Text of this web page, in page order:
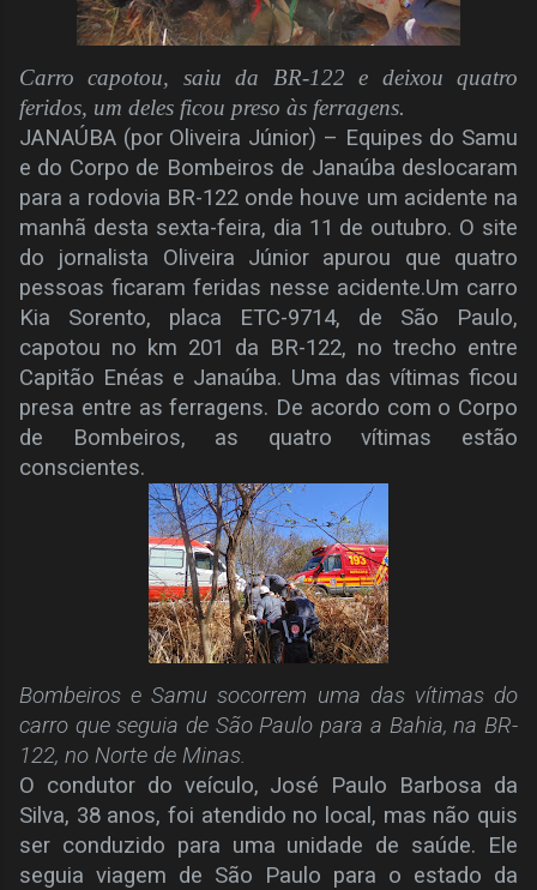
Carro capotou, saiu da BR-122 e deixou quatro
feridos, um deles ficou preso às ferragens.
JANAÚBA (por Oliveira Júnior) – Equipes do Samu
e do Corpo de Bombeiros de Janaúba deslocaram
para a rodovia BR-122 onde houve um acidente na
manhã desta sexta-feira, dia 11 de outubro. O site
do jornalista Oliveira Júnior apurou que quatro
pessoas ficaram feridas nesse acidente.Um carro
Kia Sorento, placa ETC-9714, de São Paulo,
capotou no km 201 da BR-122, no trecho entre
Capitão Enéas e Janaúba. Uma das vítimas ficou
presa entre as ferragens. De acordo com o Corpo
de Bombeiros, as quatro vítimas estão
conscientes.
Bombeiros e Samu socorrem uma das vítimas do
carro que seguia de São Paulo para a Bahia, na BR-
122, no Norte de Minas.
O condutor do veículo, José Paulo Barbosa da
Silva, 38 anos, foi atendido no local, mas não quis
ser conduzido para uma unidade de saúde. Ele
seguia viagem de São Paulo para o estado da